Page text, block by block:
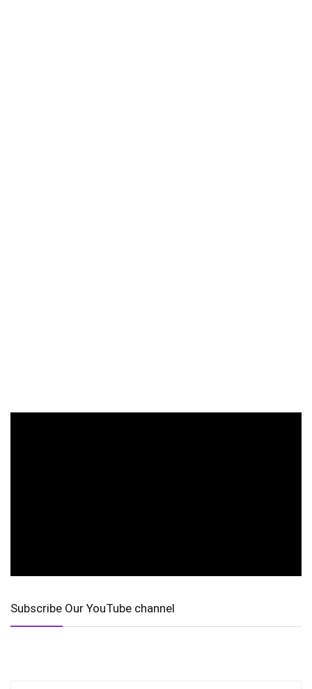
Subscribe Our YouTube channel